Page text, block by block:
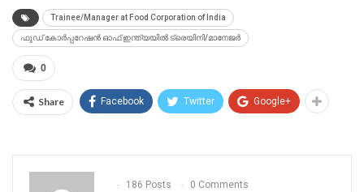
Trainee/Manager at Food Corporation of India
ഫുഡ് കോര്‍പ്പറേഷന്‍ ഓഫ് ഇന്ത്യയില്‍ ട്രെയിനി/മാനേജര്‍
0
Share Facebook Twitter Google+
186 Posts 0 Comments